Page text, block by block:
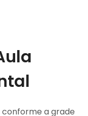
conforme a grade